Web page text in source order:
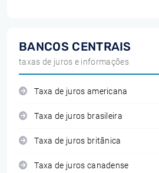
BANCOS CENTRAIS
taxas de juros e informações
Taxa de juros americana
Taxa de juros brasileira
Taxa de juros britânica
Taxa de juros canadense